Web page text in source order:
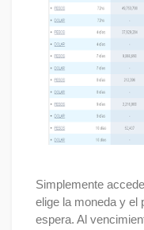
Simplemente
elige la moneda y el
espera. Al